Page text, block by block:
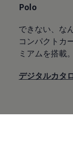
Polo
できない、な
コンパクトカ
ミアムを搭載。
デジタルカタ